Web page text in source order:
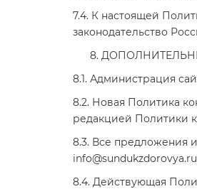
7.4. К настоящей
законодательство
8.1. Администрация
8.2. Новая Политика
редакцией Политики
8.3. Все предложения
info@sundukzdorovya.ru
8.4. Действующая